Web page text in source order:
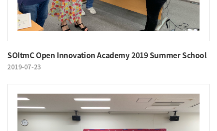
SOItmC Open Innovation Academy 2019 Summer School
2019-07-23